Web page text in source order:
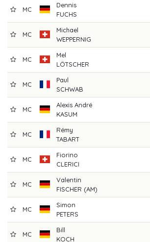
MC
Dennis
FUCHS
MC
Michael
WEPPERNIG
MC
Mel
LÖTSCHER
MC
Paul
SCHWAB
MC
Alexis André
KASUM
MC
Rémy
TABART
MC
Fiorino
CLERICI
MC
Valentin
FISCHER (AM)
MC
Simon
PETERS
MC
Bill
KOCH